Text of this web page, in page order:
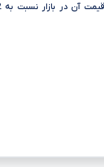
آن در بازار نسبت به 12 مرداد